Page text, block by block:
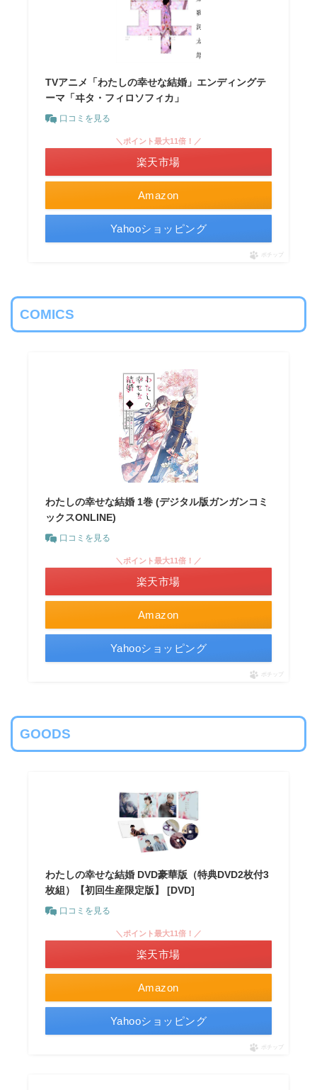
TVアニメ「わたしの幸せな結婚」エンディングテ
ーマ「ヰタ・フィロソフィカ」
口コミを見る
Amazon
＼ポイント最大11倍！／
楽天市場
Yahooショッピング
ポチップ
COMICS
わたしの幸せな結婚 1巻 (デジタル版ガンガンコミ
ックスONLINE)
口コミを見る
Amazon
＼ポイント最大11倍！／
楽天市場
Yahooショッピング
ポチップ
GOODS
わたしの幸せな結婚 DVD豪華版（特典DVD2枚付3
枚組）【初回生産限定版】 [DVD]
口コミを見る
Amazon
＼ポイント最大11倍！／
楽天市場
Yahooショッピング
ポチップ